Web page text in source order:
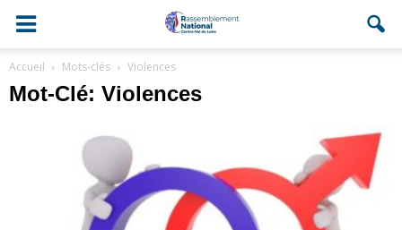
Accueil Mots-clés Violences
Mot-Clé: Violences